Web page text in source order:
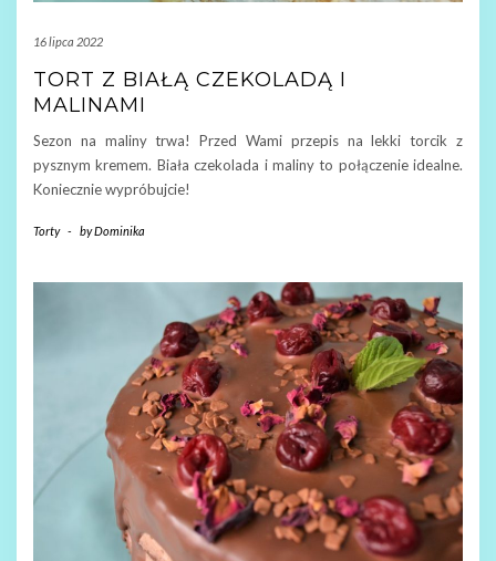
16 lipca 2022
TORT Z BIAŁĄ CZEKOLADĄ I
MALINAMI
Sezon na maliny trwa! Przed Wami przepis na lekki torcik z
pysznym kremem. Biała czekolada i maliny to połączenie idealne.
Koniecznie wypróbujcie!
Torty - byDominika